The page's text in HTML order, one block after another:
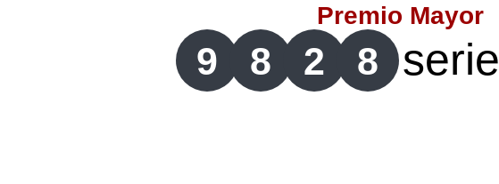
Lotería de Risaralda
Premio Mayor
9 8 2 8 serie